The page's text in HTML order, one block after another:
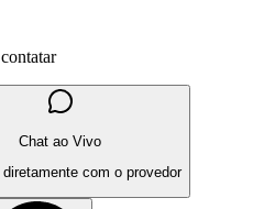
Chat ao Vivo
com o provedor